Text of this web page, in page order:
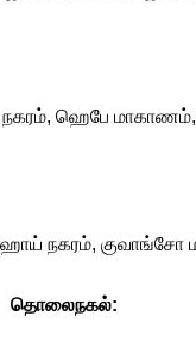
ஹெபே
நகரம்,
தொலைநகல்: